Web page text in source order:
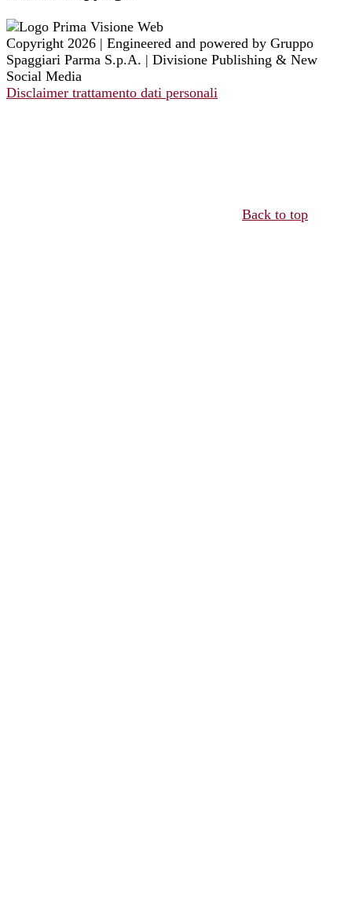
Copyright 2026 | Engineered and powered by Gruppo
Spaggiari Parma S.p.A. | Divisione Publishing & New
Social Media
Disclaimer trattamento dati personali
Back to top